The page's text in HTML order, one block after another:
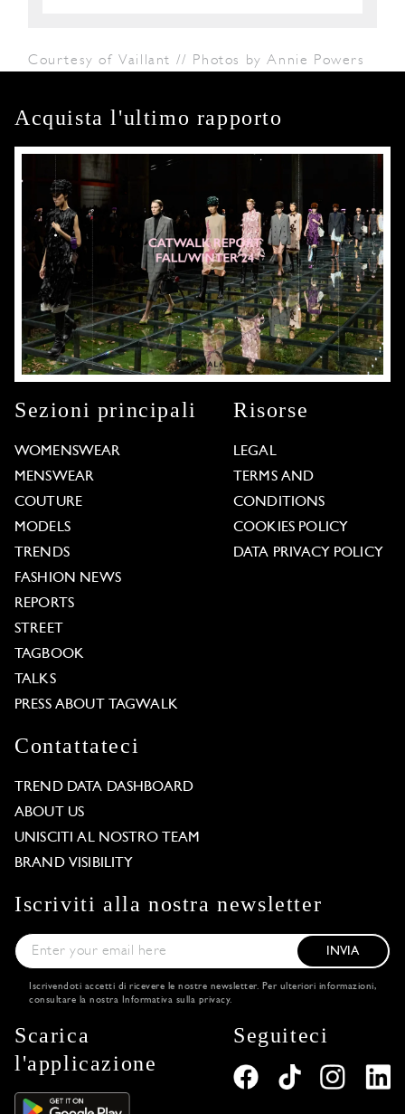
Courtesy of Vaillant // Photos by Annie Powers
Acquista l'ultimo rapporto
Sezioni principali
WOMENSWEAR
MENSWEAR
COUTURE
MODELS
TRENDS
FASHION NEWS
REPORTS
STREET
TAGBOOK
TALKS
PRESS ABOUT TAGWALK
Risorse
LEGAL
TERMS AND
CONDITIONS
COOKIES POLICY
DATA PRIVACY POLICY
Contattateci
TREND DATA DASHBOARD
ABOUT US
UNISCITI AL NOSTRO TEAM
BRAND VISIBILITY
Iscriviti alla nostra newsletter
INVIA
Iscrivendoti accetti di ricevere le nostre newsletter. Per ulteriori informazioni,
consultare la nostra
Informativa sulla privacy.
Scarica
l'applicazione
Seguiteci